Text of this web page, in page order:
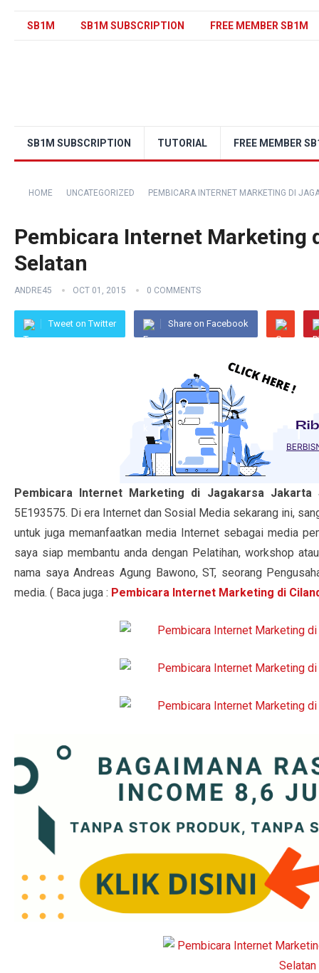
SB1M SB1M SUBSCRIPTION FREE MEMBER SB1M
SB1M SUBSCRIPTION TUTORIAL FREE MEMBER
HOME UNCATEGORIZED PEMBICARA INTERNET MARKETING DI
Pembicara Internet Marketing
Selatan
ANDRE45 OCT 01, 2015 0 COMMENTS
Tweet on Twitter Share on Facebook
Pembicara Internet Marketing di Jagakarsa
5E193575. Di era Internet dan Sosial Media sekarang ini,
untuk juga memanfaatkan media Internet sebagai media
saya siap membantu anda dengan Pelatihan, workshop
nama saya Andreas Agung Bawono, ST, seorang
media. ( Baca juga : Pembicara Internet Marketing di